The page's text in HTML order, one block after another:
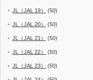
JL（JAL 19） (50)
JL（JAL 20） (50)
JL（JAL 21） (50)
JL（JAL 22） (50)
JL（JAL 23） (50)